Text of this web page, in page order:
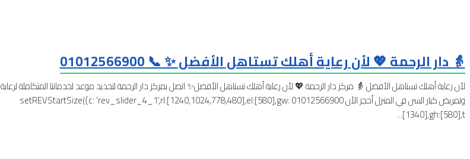
👵 دار الرحمة 💖 لأن رعاية أهلك تستاهل الأفضل ✨ 📞 01012566900
لأن رعاية أهلك تستاهل الأفضل 👵 مركز دار الرحمة 💖 لأن رعاية أهلك تستاهل الأفضل✨ اتصل بمركز دار الرحمة لتحديد موعد لخدماتنا المتكاملة لرعاية
وتمريض كبار السن في المنزل أحجز الأن 01012566900 setREVStartSize({c: 'rev_slider_4_1',rl:[1240,1024,778,480],el:[580],gw:
[1340],gh:[580],t...